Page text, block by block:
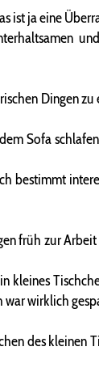
ja eine
Dingen
Sofa
bestimmt
früh zur
war wirklich
des